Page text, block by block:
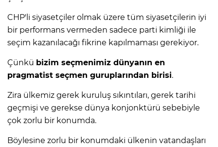
CHP'li siyasetçiler olmak üzere tüm siyasetçilerin iyi
bir performans vermeden sadece parti kimliği ile
seçim kazanılacağı fikrine kapılmaması gerekiyor.
Çünkü bizim seçmenimiz dünyanın en
pragmatist seçmen guruplarından birisi.
Zira ülkemiz gerek kuruluş sıkıntıları, gerek tarihi
geçmişi ve gerekse dünya konjonktürü sebebiyle
çok zorlu bir konumda.
Böylesine zorlu bir konumdaki ülkenin vatandaşları